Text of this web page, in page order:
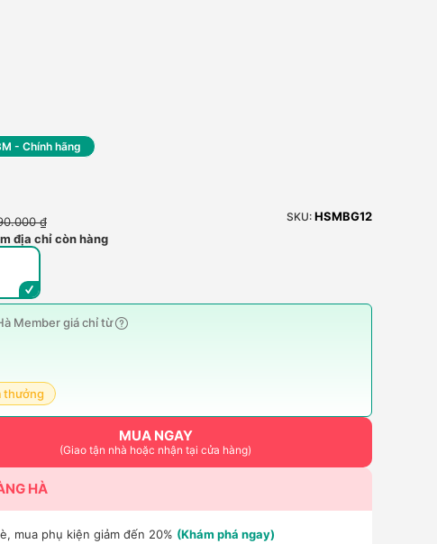
- Chính hãng
₫ SKU: HSMBG12
địa chỉ còn hàng
Member giá chỉ từ
thưởng
MUA NGAY
(Giao tận nhà hoặc nhận tại cửa hàng)
HÀ
mua phụ kiện giảm đến 20% (Khám phá ngay)